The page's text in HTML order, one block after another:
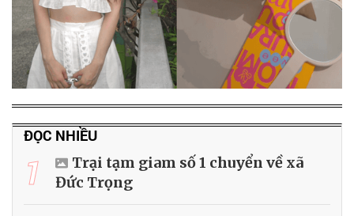
ĐỌC NHIỀU
1
Trại tạm giam số 1 chuyển về xã
Đức Trọng